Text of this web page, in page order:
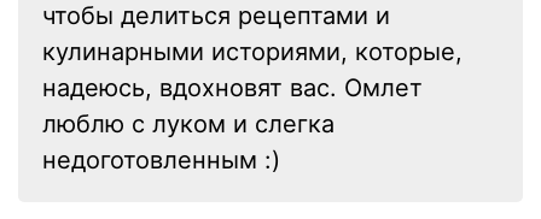
чтобы делиться рецептами и
кулинарными историями, которые,
надеюсь, вдохновят вас. Омлет
люблю с луком и слегка
недоготовленным :)